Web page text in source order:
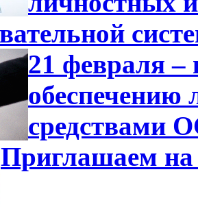
21 февраля
обеспечению
средствами
Приглашаем на